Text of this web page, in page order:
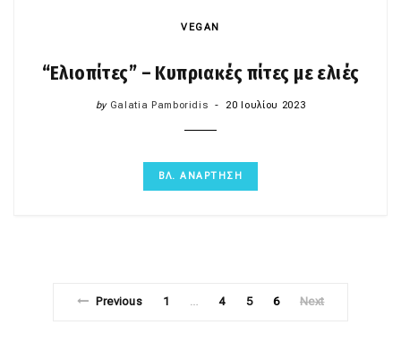
VEGAN
“Ελιοπίτες” – Κυπριακές πίτες με ελιές
by Galatia Pamboridis 20 Ιουλίου 2023
ΒΛ. ΑΝΑΡΤΗΣΗ
Previous 1 … 4 5 6 Next